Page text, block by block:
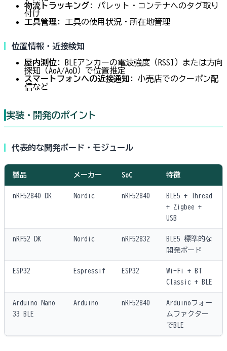
物流トラッキング: パレット・コンテナへのタグ取り
付け
工具管理: 工具の使用状況・所在地管理
位置情報・近接検知
屋内測位: BLEアンカーの電波強度（RSSI）または方向
探知（AoA/AoD）で位置推定
スマートフォンへの近接通知 : 小売店でのクーポン配
信など
実装・開発のポイント
代表的な開発ボード・モジュール
製品 メーカー SoC 特徴
nRF52840 DK Nordic nRF52840
BLE5 + Thread
+ Zigbee +
USB
nRF52 DK Nordic nRF52832
BLE5 標準的な
開発ボード
ESP32 Espressif ESP32
Wi-Fi + BT
Classic + BLE
Arduino Nano
33 BLE
Arduino nRF52840
Arduinoフォー
ムファクター
でBLE